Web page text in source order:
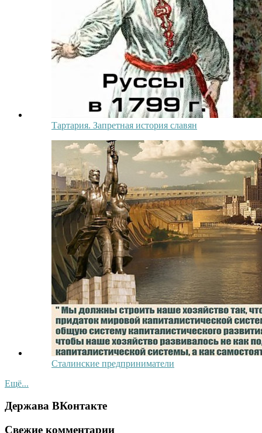
Тартария. Запретная история славян
Сталинские предприниматели
Ещё...
Держава ВКонтакте
Свежие комментарии